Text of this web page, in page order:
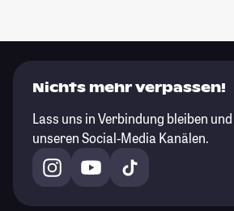
Nichts mehr verpassen!
Lass uns in Verbindung bleiben
unseren Social-Media Kanälen.